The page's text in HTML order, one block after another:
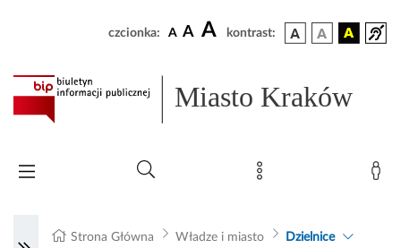
czcionka: A A A kontrast:
Miasto Kraków
Strona Główna Władze i miasto Dzielnice